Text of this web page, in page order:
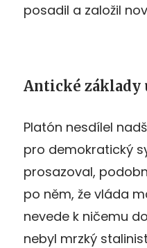
posadil a založil
Antické základy
Platón nesdílel
pro demokratický
prosazoval,
po něm, že vláda
nevede k ničemu
nebyl mrzký